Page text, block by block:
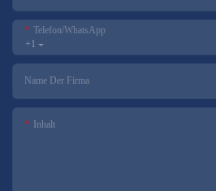
+1
Telefon/WhatsApp
Name Der Firma
Inhalt